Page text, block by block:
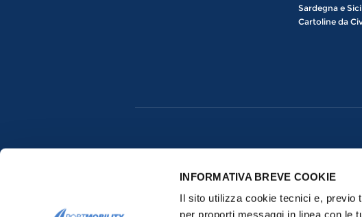
INFORMATIVA BREVE COOKIE
Il sito utilizza cookie tecnici e, previo
per proporti messaggi in linea con le
Sardegna e
Cartoline da